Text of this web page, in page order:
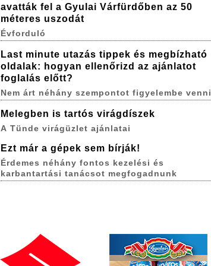
avatták fel a Gyulai Várfürdőben az 50
méteres uszodát
Évforduló
Last minute utazás tippek és megbízható
oldalak: hogyan ellenőrizd az ajánlatot
foglalás előtt?
Nem árt néhány szempontot figyelembe venni
Melegben is tartós virágdíszek
A Tünde virágüzlet ajánlatai
Ezt már a gépek sem bírják!
Érdemes néhány fontos kezelési és
karbantartási tanácsot megfogadnunk